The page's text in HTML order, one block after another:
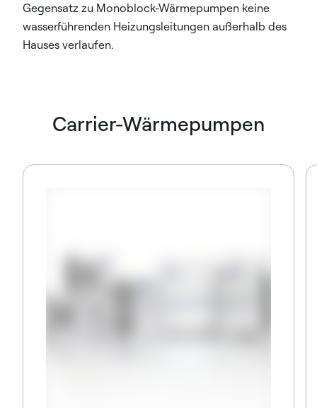
Gegensatz zu Monoblock-Wärmepumpen keine
wasserführenden Heizungsleitungen außerhalb des
Hauses verlaufen.
Carrier-Wärmepumpen